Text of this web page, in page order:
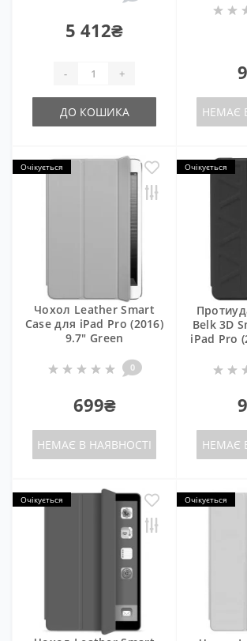
5 412₴
- +
ДО КОШИКА НЕМАЄ
Очікується
Чохол Leather Smart
Case для iPad Pro (2016)
9.7" Green
0
699₴
НЕМАЄ В НАЯВНОСТІ
Очікується
Belk 3D
iPad Pro
НЕМАЄ
Очікується Очікується